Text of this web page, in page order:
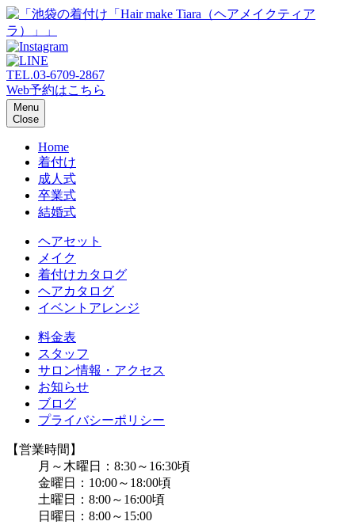
TEL.03-6709-2867
Web予約はこちら
Menu
Close
Home
着付け
成人式
卒業式
結婚式
ヘアセット
メイク
着付けカタログ
ヘアカタログ
イベントアレンジ
料金表
スタッフ
サロン情報・アクセス
お知らせ
ブログ
プライバシーポリシー
【営業時間】
月～木曜日：8:30～16:30頃
金曜日：10:00～18:00頃
土曜日：8:00～16:00頃
日曜日：8:00～15:00